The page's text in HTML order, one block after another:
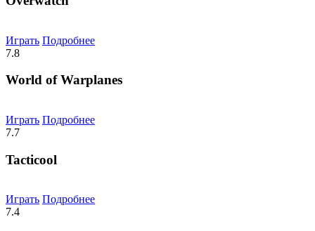
Играть Подробнее
7.8
World of Warplanes
Играть Подробнее
7.7
Tacticool
Играть Подробнее
7.4